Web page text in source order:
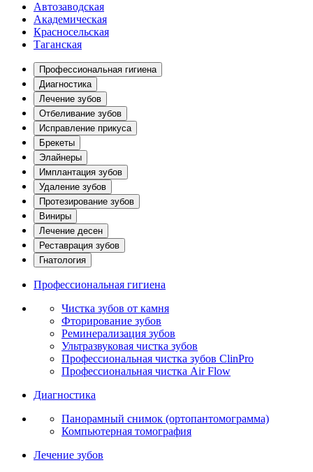
Автозаводская
Академическая
Красносельская
Таганская
Профессиональная гигиена
Диагностика
Лечение зубов
Отбеливание зубов
Исправление прикуса
Брекеты
Элайнеры
Имплантация зубов
Удаление зубов
Протезирование зубов
Виниры
Лечение десен
Реставрация зубов
Гнатология
Профессиональная гигиена
Чистка зубов от камня
Фторирование зубов
Реминерализация зубов
Ультразвуковая чистка зубов
Профессиональная чистка зубов ClinPro
Профессиональная чистка Air Flow
Диагностика
Панорамный снимок (ортопантомограмма)
Компьютерная томография
Лечение зубов